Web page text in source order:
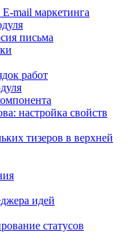
mail маркетинга
письма
работ
настройка свойств
тизеров в верхней
идей
статусов